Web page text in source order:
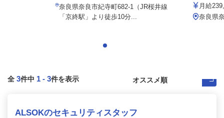
奈良県奈良市紀寺町682-1（JR桜井線
「京終駅」より徒歩10分...
月給
奈良県
全 3件中 1 - 3件を表示
ALSOKのセキュリティスタッフ